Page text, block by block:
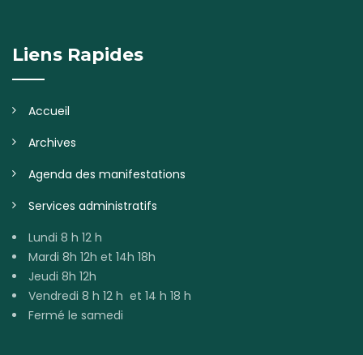
Liens Rapides
Accueil
Archives
Agenda des manifestations
Services administratifs
Lundi 8 h 12 h
Mardi 8h 12h et 14h 18h
Jeudi 8h 12h
Vendredi 8 h 12 h et 14 h 18 h
Fermé le samedi